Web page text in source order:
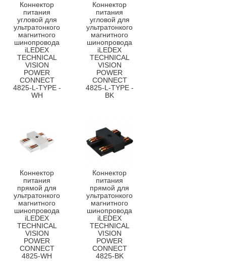
Коннектор
питания
угловой для
ультратонкого
магнитного
шинопровода
iLEDEX
TECHNICAL
VISION
POWER
CONNECT
4825-L-TYPE -
WH
Коннектор
питания
угловой для
ультратонкого
магнитного
шинопровода
iLEDEX
TECHNICAL
VISION
POWER
CONNECT
4825-L-TYPE -
BK
Коннектор
питания
прямой для
ультратонкого
магнитного
шинопровода
iLEDEX
TECHNICAL
VISION
POWER
CONNECT
4825-WH
Коннектор
питания
прямой для
ультратонкого
магнитного
шинопровода
iLEDEX
TECHNICAL
VISION
POWER
CONNECT
4825-BK